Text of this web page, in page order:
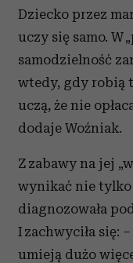
Dziecko przez
uczy się samo. W
samodzielność
wtedy, gdy robią
uczą, że nie
dodaje Woźniak.
Z zabawy na jej
wynikać nie tylko
diagnozowała
I zachwyciła się:
umieją dużo